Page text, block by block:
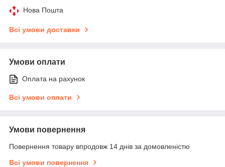
Нова Пошта
Всі умови доставки
Умови оплати
Оплата на рахунок
Всі умови оплати
Умови повернення
Повернення товару впродовж 14 днів за домовленістю
Всі умови повернення